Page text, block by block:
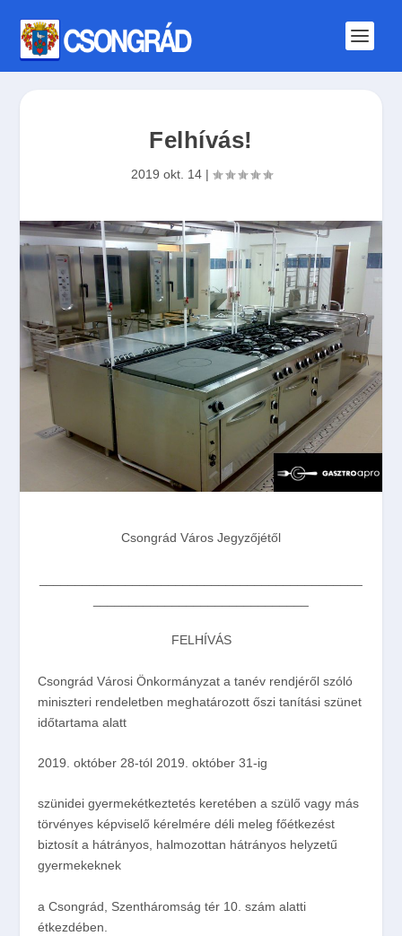
Felhívás!
2019 okt. 14|
Csongrád Város Jegyzőjétől
FELHÍVÁS
Csongrád Városi Önkormányzat a tanév rendjéről szóló
miniszteri rendeletben meghatározott őszi tanítási szünet
időtartama alatt
2019. október 28-tól 2019. október 31-ig
szünidei gyermekétkeztetés keretébena szülő vagy más
törvényes képviselő kérelmére déli meleg főétkezést
biztosít a hátrányos, halmozottan hátrányos helyzetű
gyermekeknek
a Csongrád, Szentháromság tér 10. szám alatti
étkezdében.